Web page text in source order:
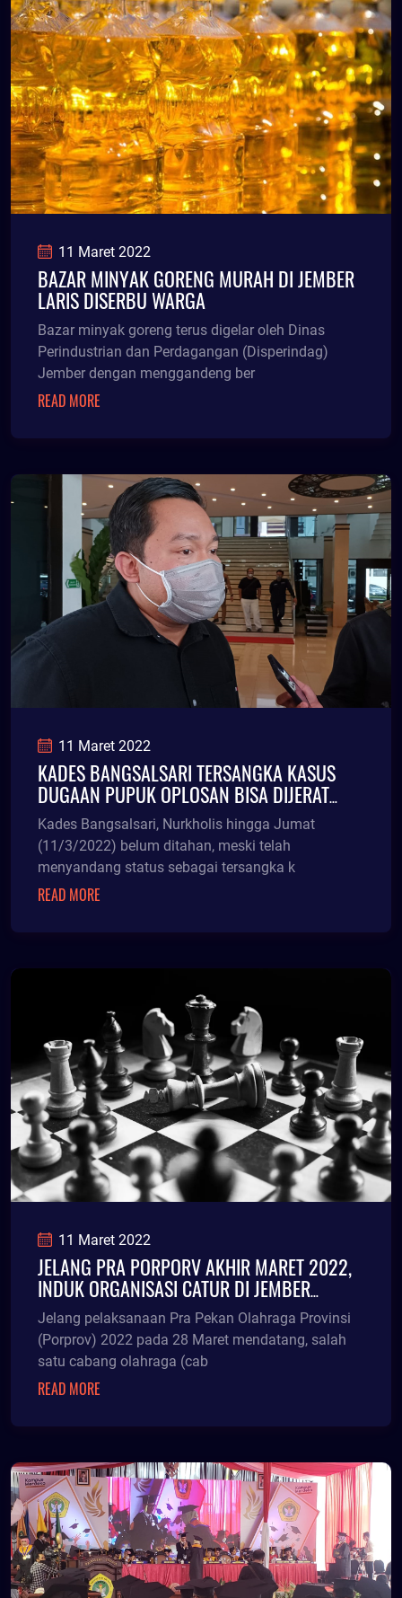
11 Maret 2022
BAZAR MINYAK GORENG MURAH DI JEMBER
LARIS DISERBU WARGA
Bazar minyak goreng terus digelar oleh Dinas
Perindustrian dan Perdagangan (Disperindag)
Jember dengan menggandeng ber
READ MORE
11 Maret 2022
KADES BANGSALSARI TERSANGKA KASUS
DUGAAN PUPUK OPLOSAN BISA DIJERAT
PASAL BERLAPIS
Kades Bangsalsari, Nurkholis hingga Jumat
(11/3/2022) belum ditahan, meski telah
menyandang status sebagai tersangka k
READ MORE
11 Maret 2022
JELANG PRA PORPORV AKHIR MARET 2022,
INDUK ORGANISASI CATUR DI JEMBER
JUSTRU PECAH
Jelang pelaksanaan Pra Pekan Olahraga Provinsi
(Porprov) 2022 pada 28 Maret mendatang, salah
satu cabang olahraga (cab
READ MORE